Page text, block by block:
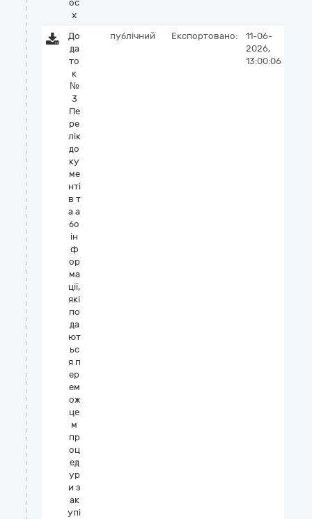
oc
x
До
да
то
к
№
3
Пе
ре
лік
до
ку
ме
нті
в т
а а
бо
ін
ф
ор
ма
ції,
які
по
да
ют
ьс
я п
ер
ем
ож
це
м
пр
оц
ед
ур
и з
ак
упі
публічний Експортовано:
11-06-
2026,
13:00:06